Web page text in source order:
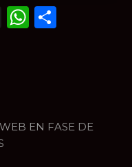
X
EN FASE DE